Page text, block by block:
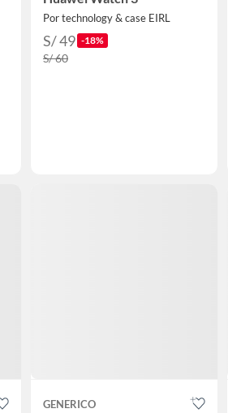
Por technology & case EIRL
S/ 49 -18%
S/ 60
GENERICO